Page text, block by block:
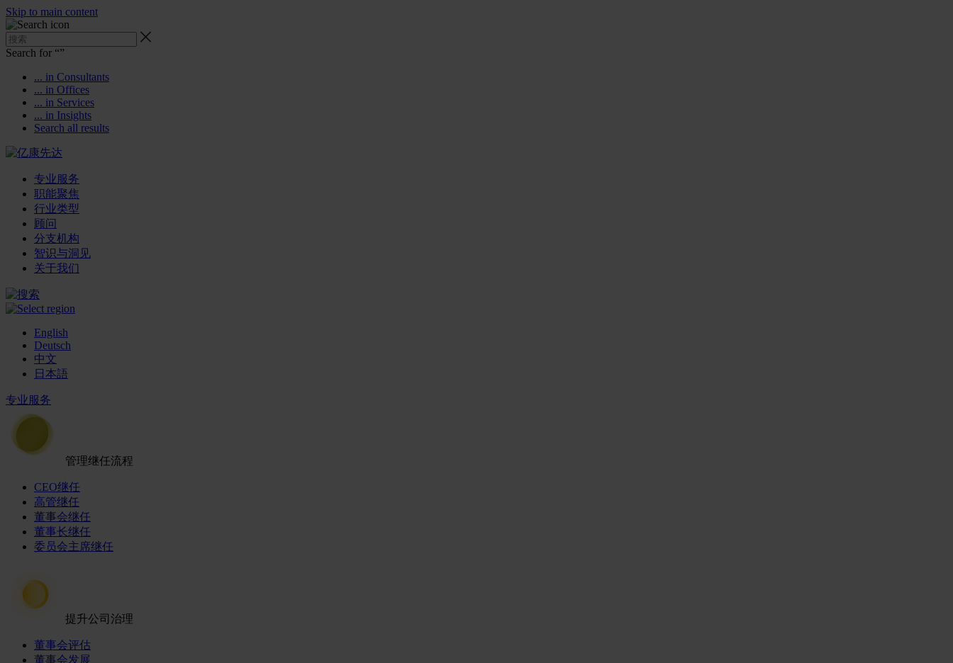
Skip to main content
Search for “”
... in Consultants
... in Offices
... in Services
... in Insights
Search all results
专业服务
职能聚焦
行业类型
顾问
分支机构
智识与洞见
关于我们
English
Deutsch
中文
日本語
专业服务
管理继任流程
CEO继任
高管继任
董事会继任
董事长继任
委员会主席继任
提升公司治理
董事会评估
董事会发展